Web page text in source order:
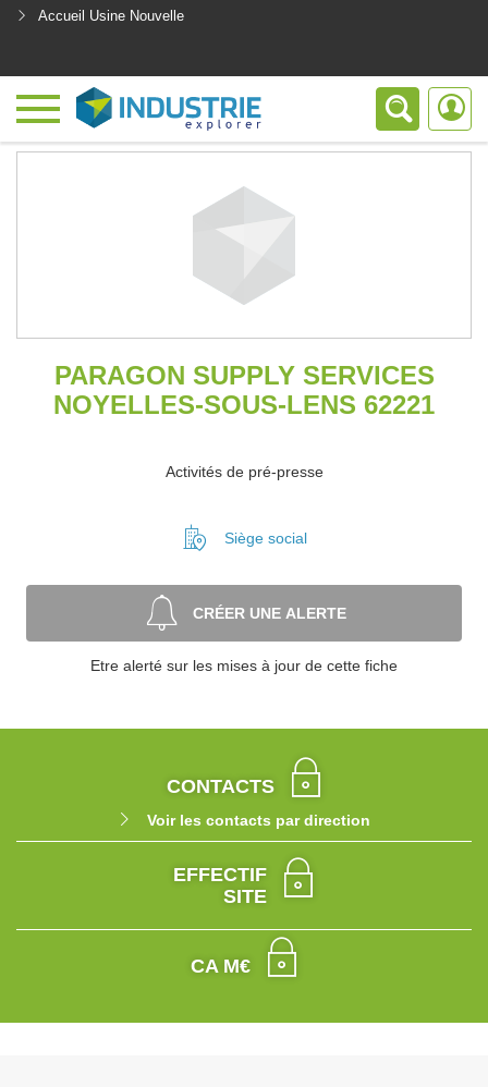
Accueil Usine Nouvelle
PARAGON SUPPLY SERVICES
NOYELLES-SOUS-LENS 62221
Activités de pré-presse
Siège social
CRÉER UNE ALERTE
Etre alerté sur les mises à jour de cette fiche
CONTACTS
Voir les contacts par direction
EFFECTIF
SITE
CA M€